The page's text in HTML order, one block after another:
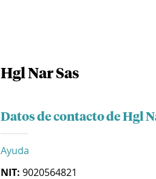
Hgl Nar Sas
Datos de contacto de Hgl
Ayuda
NIT: 9020564821